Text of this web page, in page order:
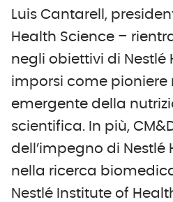
Luis Cantarell,
Health Science –
negli obiettivi di Nestlé
imporsi come pioniere
emergente della
scientifica. In più,
dell’impegno di Nestlé
nella ricerca
Nestlé Institute of